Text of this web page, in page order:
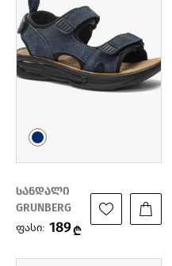
სანდალი
GRUNBERG
ფასი: 189₾